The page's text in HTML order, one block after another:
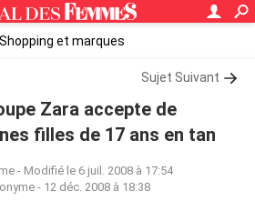
Shopping et marques
Sujet Suivant
Zara accepte de
filles de 17 ans en tan
- Modifié le 6 juil. 2008 à 17:54
- 12 déc. 2008 à 18:38